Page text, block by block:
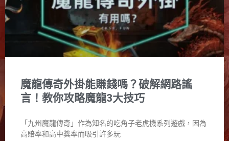
魔龍傳奇外掛能賺錢嗎？破解網路謠
言！教你攻略魔龍3大技巧
「九州魔龍傳奇」作為知名的吃角子老虎機系列遊戲，因為
高賠率和高中獎率而吸引許多玩